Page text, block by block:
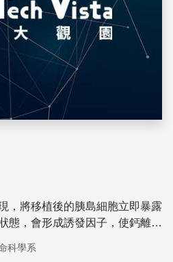
，將移植後的胰島細胞立即暴露
態，會形成誘發因子，使鈣離子
釋放到細胞外
科學系